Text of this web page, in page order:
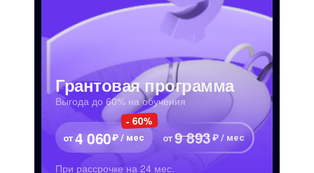
Грантовая программа
При рассрочке на 24 мес.
4 060₽ / мес 9 893 ₽ / мес
- 60%
от от
Выгода до 60% на обучения